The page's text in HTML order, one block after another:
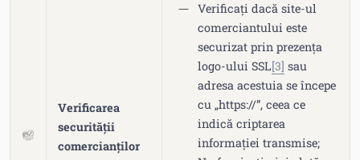
Verificarea
securității
comercianților
Verificați dacă site-ul
comerciantului este
securizat prin prezența
logo-ului SSL[3] sau
adresa acestuia se începe
cu „https://”, ceea ce
indică criptarea
informației transmise;